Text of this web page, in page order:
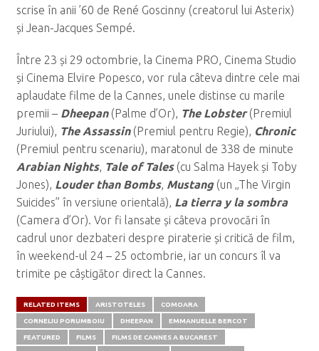
scrise în anii ’60 de René Goscinny (creatorul lui Asterix)
și Jean-Jacques Sempé.
Între 23 și 29 octombrie, la Cinema PRO, Cinema Studio
și Cinema Elvire Popesco, vor rula câteva dintre cele mai
aplaudate filme de la Cannes, unele distinse cu marile
premii – Dheepan (Palme d’Or), The Lobster(Premiul
Juriului), The Assassin(Premiul pentru Regie), Chronic
(Premiul pentru scenariu), maratonul de 338 de minute
Arabian Nights, Tale of Tales(cu Salma Hayek și Toby
Jones), Louder than Bombs, Mustang(un „The Virgin
Suicides” în versiune orientală), La tierra y la sombra
(Camera d’Or). Vor fi lansate și câteva provocări în
cadrul unor dezbateri despre piraterie și critică de film,
în weekend-ul 24 – 25 octombrie, iar un concurs îl va
trimite pe câștigător direct la Cannes.
RELATED ITEMS ARISTOTELES COMOARA
CORNELIU PORUMBOIU DHEEPAN EMMANUELLE BERCOT
FEATURED FILMS FILMS DE CANNES A BUCAREST